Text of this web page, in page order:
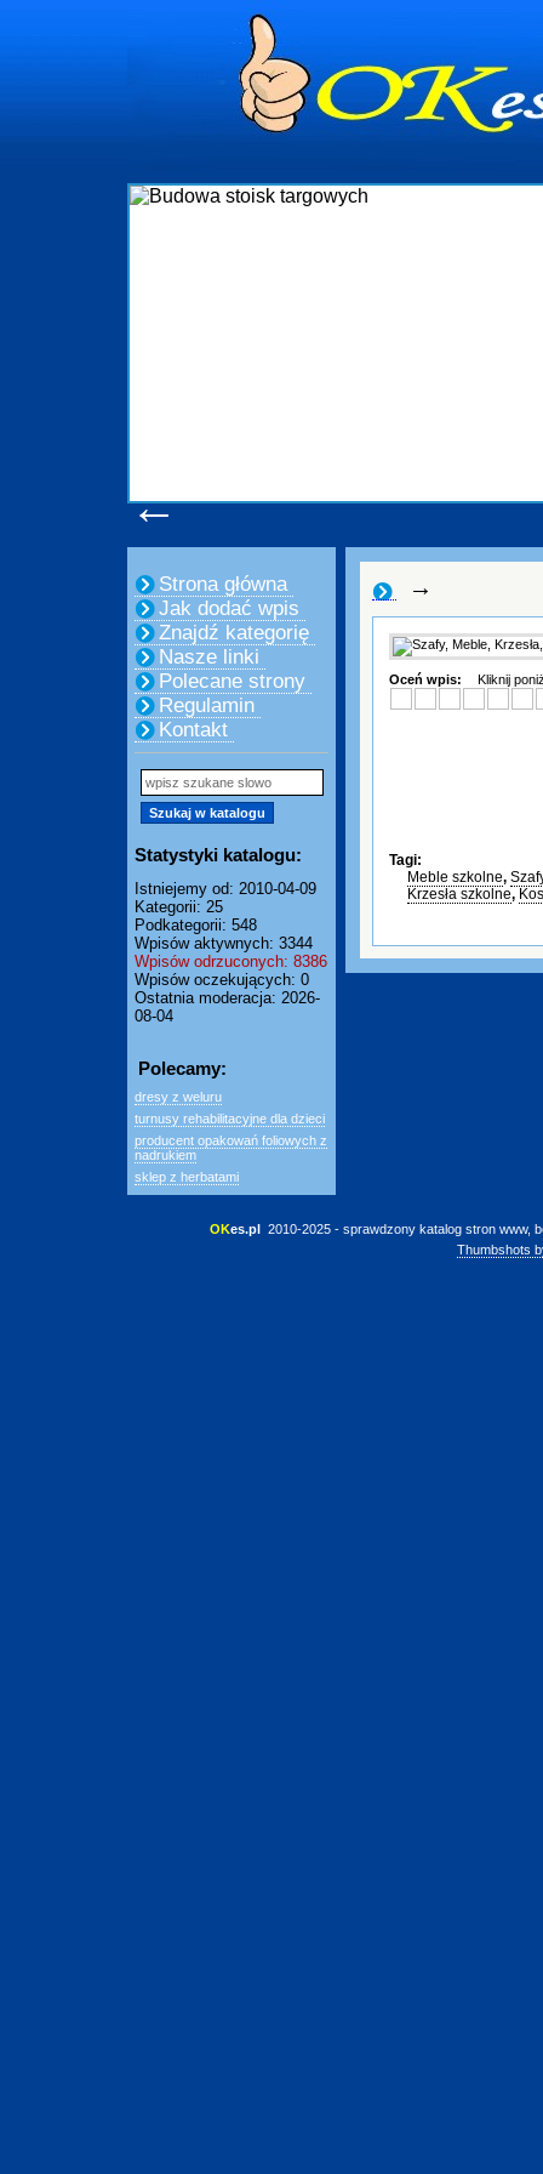
←
Strona główna
Jak dodać wpis
Znajdź kategorię
Nasze linki
Polecane strony
Regulamin
Kontakt
Statystyki katalogu:
Istniejemy od: 2010-04-09
Kategorii: 25
Podkategorii: 548
Wpisów aktywnych: 3344
Wpisów odrzuconych: 8386
Wpisów oczekujących: 0
Ostatnia moderacja: 2026-
08-04
Polecamy:
dresy z weluru
turnusy rehabilitacyjne dla dzieci
producent opakowań foliowych z
nadrukiem
sklep z herbatami
→
Oceń wpis: Kliknij
Tagi:
Meble szkolne,
Krzesła szkolne,
OKes.pl 2010-2025 - sprawdzony katalog stron www,
Thumbshots